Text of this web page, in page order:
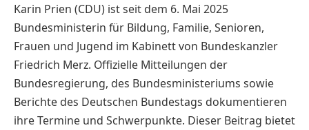
Karin Prien (CDU) ist seit dem 6. Mai 2025
Bundesministerin für Bildung, Familie, Senioren,
Frauen und Jugend im Kabinett von Bundeskanzler
Friedrich Merz. Offizielle Mitteilungen der
Bundesregierung, des Bundesministeriums sowie
Berichte des Deutschen Bundestags dokumentieren
ihre Termine und Schwerpunkte. Dieser Beitrag bietet